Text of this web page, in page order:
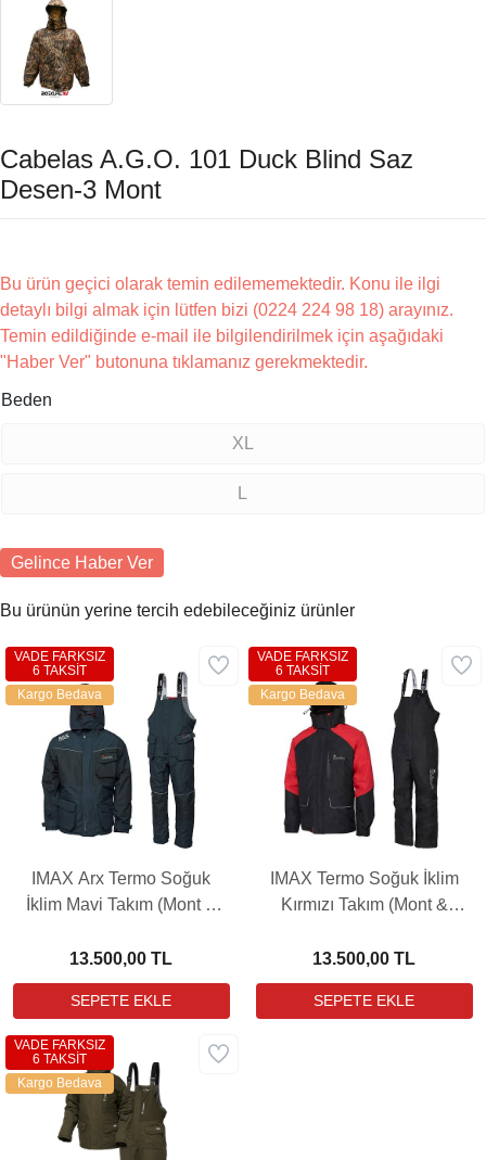
Cabelas A.G.O. 101 Duck Blind Saz
Desen-3 Mont
Bu ürün geçici olarak temin edilememektedir. Konu ile ilgi
detaylı bilgi almak için lütfen bizi (0224 224 98 18) arayınız.
Temin edildiğinde e-mail ile bilgilendirilmek için aşağıdaki
"Haber Ver" butonuna tıklamanız gerekmektedir.
Beden
XL
L
Gelince Haber Ver
Bu ürünün yerine tercih edebileceğiniz ürünler
IMAX Arx Termo Soğuk
İklim Mavi Takım (Mont &
13.500,00 TL
VADE FARKSIZ
6 TAKSİT
Kargo Bedava
IMAX Termo Soğuk İklim
Kırmızı Takım (Mont &
13.500,00 TL
VADE FARKSIZ
6 TAKSİT
Kargo Bedava
VADE FARKSIZ
6 TAKSİT
Kargo Bedava